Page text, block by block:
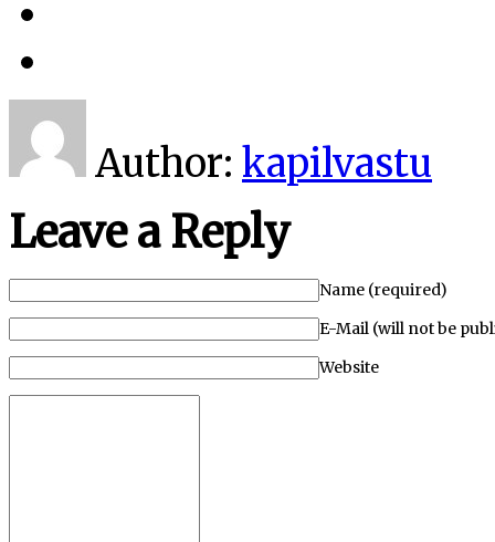
Author: kapilvastu
Leave a Reply
Name (required)
E-Mail (will not be
Website